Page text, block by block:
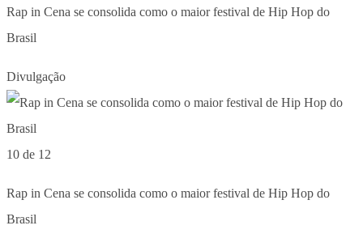
Rap in Cena se consolida como o maior festival de Hip Hop do
Brasil
Divulgação
10 de 12
Rap in Cena se consolida como o maior festival de Hip Hop do
Brasil